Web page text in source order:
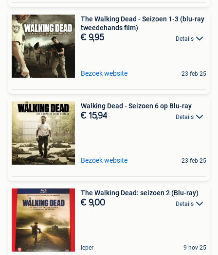
The Walking Dead - Seizoen 1-3 (blu-ray
tweedehands film)
€ 9,95 Details
Bezoek website 23 feb 25
Walking Dead - Seizoen 6 op Blu-ray
€ 15,94 Details
Bezoek website 23 feb 25
The Walking Dead: seizoen 2 (Blu-ray)
€ 9,00 Details
Ieper 9 nov 25